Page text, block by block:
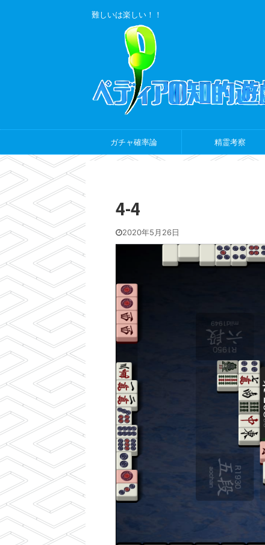
難しいは楽しい！！
ガチャ確率論 精霊考察
4-4
2020年5月26日